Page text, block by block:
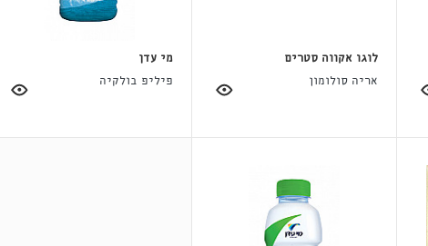
לוגו אקווה סטרים
אריה סולומון
מי עדן
פיליפ בולקיה